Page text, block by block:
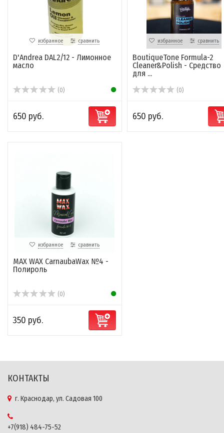
избранное сравнить
D'Andrea DAL2/12 - Лимонное
масло
(0)
650 руб.
избранное сравнить
BoutiqueTone Formula-2
Cleaner&Polish - Средство
для ...
(0)
650 руб.
избранное сравнить
MAX WAX CarnaubaWax №4 -
Полироль
(0)
350 руб.
КОНТАКТЫ
г. Краснодар, ул. Садовая 100
+7(918) 484-75-52